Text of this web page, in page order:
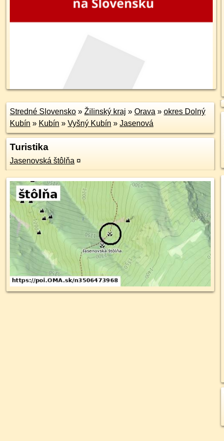
Stredné Slovensko » Žilinský kraj » Orava » okres Dolný
Kubín » Kubín » Vyšný Kubín » Jasenová
Turistika
Jasenovská štôlňa ¤